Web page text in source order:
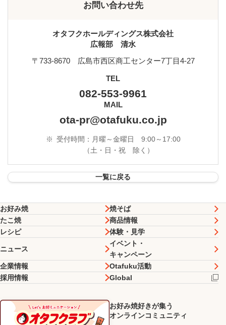
お問い合わせ先
オタフクホールディングス株式会社
広報部 清水
〒733-8670 広島市西区商工センター7丁目4-27
TEL
082-553-9961
MAIL
ota-pr@otafuku.co.jp
※ 受付時間：月曜～金曜日 9:00～17:00
（土・日・祝 除く）
一覧に戻る
お好み焼
焼そば
たこ焼
商品情報
レシピ
体験・見学
ニュース
イベント・
キャンペーン
企業情報
Otafuku活動
採用情報
Global
お好み焼好きが集う
オンラインコミュニティ